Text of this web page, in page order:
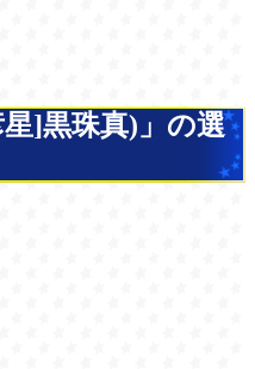
星]黒珠真)」の選